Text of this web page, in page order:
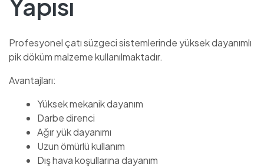
Yapısı
Profesyonel çatı süzgeci sistemlerinde yüksek dayanımlı
pik döküm malzeme kullanılmaktadır.
Avantajları:
Yüksek mekanik dayanım
Darbe direnci
Ağır yük dayanımı
Uzun ömürlü kullanım
Dış hava koşullarına dayanım